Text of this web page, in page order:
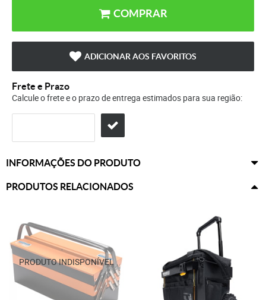
COMPRAR
ADICIONAR AOS FAVORITOS
Frete e Prazo
Calcule o frete e o prazo de entrega estimados para sua região:
INFORMAÇÕES DO PRODUTO
PRODUTOS RELACIONADOS